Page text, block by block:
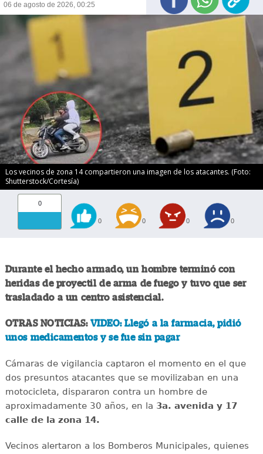
06 de agosto de 2026, 00:25
Los vecinos de zona 14 compartieron una imagen de los atacantes. (Foto:
Shutterstock/Cortesía)
0
0 0 0 0
Durante el hecho armado, un hombre terminó con
heridas de proyectil de arma de fuego y tuvo que ser
trasladado a un centro asistencial.
OTRAS NOTICIAS: VIDEO: Llegó a la farmacia, pidió
unos medicamentos y se fue sin pagar
Cámaras de vigilancia captaron el momento en el que
dos presuntos atacantes que se movilizaban en una
motocicleta, dispararon contra un hombre de
aproximadamente 30 años, en la 3a. avenida y 17
calle de la zona 14.
Vecinos alertaron a los Bomberos Municipales, quienes